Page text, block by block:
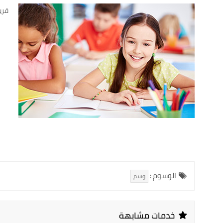
الوسوم : وسم
خدمات مشابهة